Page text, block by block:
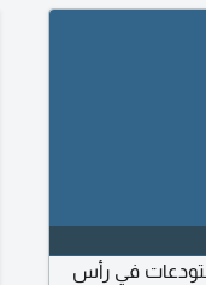
في رأس